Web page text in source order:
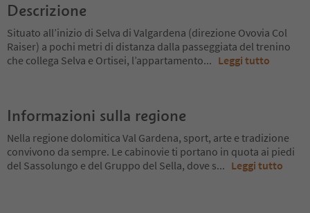
Descrizione
Situato all’inizio di Selva di Valgardena (direzione Ovovia Col
Raiser) a pochi metri di distanza dalla passeggiata del trenino
che collega Selva e Ortisei, l’appartamento... Leggi tutto
Informazioni sulla regione
Nella regione dolomitica Val Gardena, sport, arte e tradizione
convivono da sempre. Le cabinovie ti portano in quota ai piedi
del Sassolungo e del Gruppo del Sella, dove s... Leggi tutto